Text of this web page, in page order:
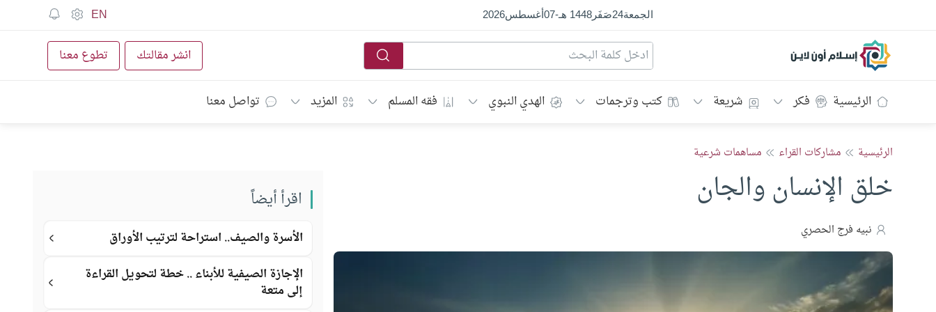
الجمعة24صَفَر1448 هـ -
07أغسطس2026
EN
إسلام أون لاين انشر مقالتك تطوع معنا
الرئيسية فكر شريعة كتب وترجمات الهدي النبوي فقه المسلم المزيد تواصل معنا
الرئيسية مشاركات القراء مساهمات شرعية
خلق الإنسان والجان
نبيه فرج الحصري
اقرأ أيضاً
الأسرة والصيف.. استراحة لترتيب الأوراق
الإجازة الصيفية للأبناء .. خطة لتحويل القراءة
إلى متعة